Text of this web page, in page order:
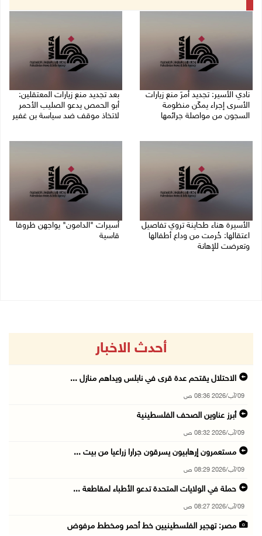
نادي الأسير: تجديد أمرَ منع زيارات
الأسرى إجراء يمكّن منظومة
السجون من مواصلة جرائمها
بعد تجديد منع زيارات المعتقلين:
أبو الحمص يدعو الصليب الأحمر
لاتخاذ موقف ضد سياسة بن غفير
الأسيرة هناء طحاينة تروي تفاصيل
اعتقالها: حُرمت من وداع أطفالها
وتعرضت للإهانة
أسيرات "الدامون" يواجهن ظروفا
قاسية
أحدث الاخبار
الاحتلال يقتحم عدة قرى في نابلس ويداهم منازل ...
09/آب/2026 08:36 ص
أبرز عناوين الصحف الفلسطينية
09/آب/2026 08:32 ص
مستعمرون إرهابيون يسرقون جرارا زراعيا من بيت ...
09/آب/2026 08:29 ص
حملة في الولايات المتحدة تدعو الأطباء لمقاطعة ...
09/آب/2026 08:27 ص
مصر: تهجير الفلسطينيين خط أحمر ومخطط مرفوض